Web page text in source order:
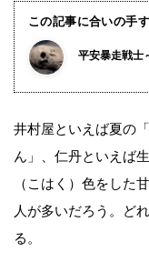
この記事に合いの手
平安暴走戦士
井村屋といえば夏の
ん」、仁丹といえば
（こはく）色をした
人が多いだろう。ど
る。